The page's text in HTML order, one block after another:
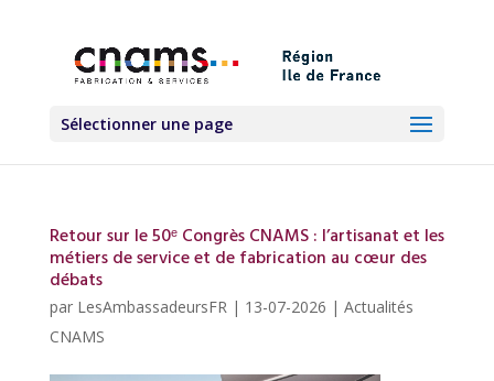
Sélectionner une page
Retour sur le 50ᵉ Congrès CNAMS : l’artisanat et les
métiers de service et de fabrication au cœur des
débats
par LesAmbassadeursFR| 13-07-2026 | Actualités
CNAMS